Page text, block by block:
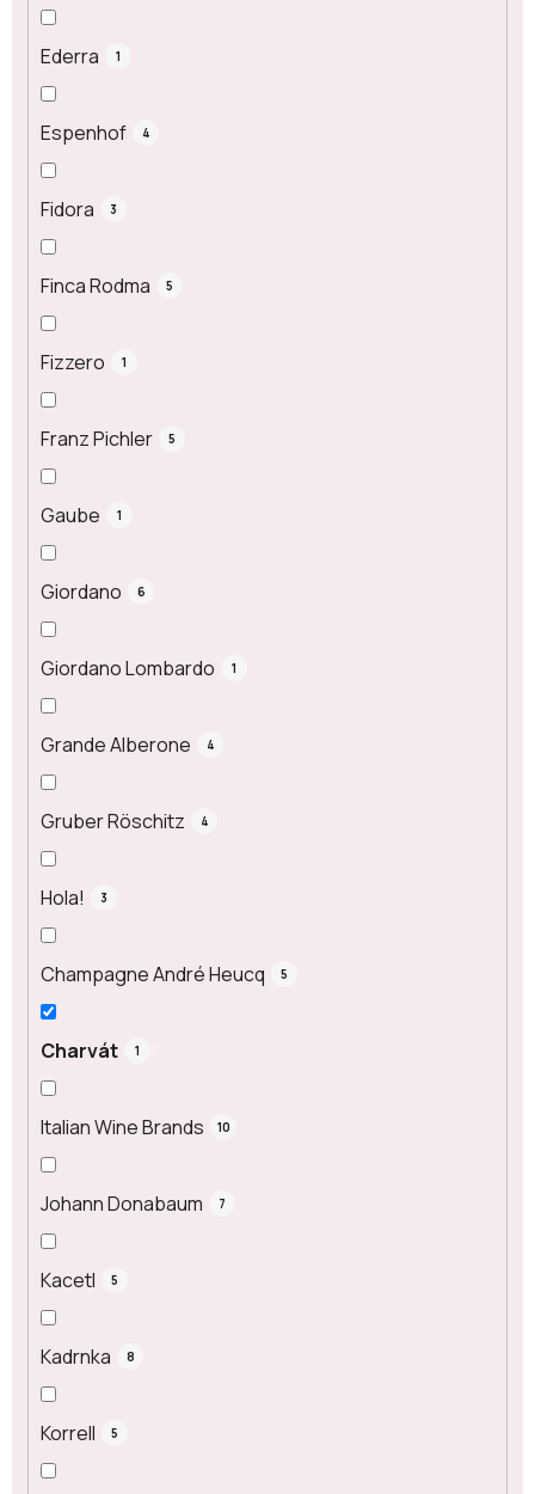
Ederra 1
Espenhof 4
Fidora 3
Finca Rodma 5
Fizzero 1
Franz Pichler 5
Gaube 1
Giordano 6
Giordano Lombardo 1
Grande Alberone 4
Gruber Röschitz 4
Hola! 3
Champagne André Heucq 5
Charvát 1
Italian Wine Brands 10
Johann Donabaum 7
Kacetl 5
Kadrnka 8
Korrell 5